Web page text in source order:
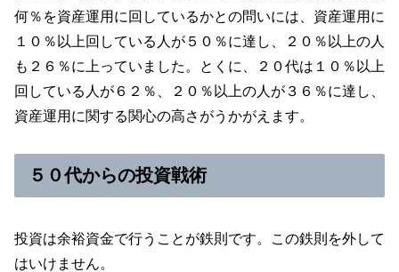
何％を資産運用に回しているかとの問いには、資産運用に
１０％以上回している人が５０％に達し、２０％以上の人
も２６％に上っていました。とくに、２０代は１０％以上
回している人が６２％、２０％以上の人が３６％に達し、
資産運用に関する関心の高さがうかがえます。
５０代からの投資戦術
投資は余裕資金で行うことが鉄則です。この鉄則を外して
はいけません。